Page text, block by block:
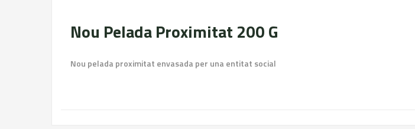
Nou Pelada Proximitat 200 G
Nou pelada proximitat envasada per una entitat social